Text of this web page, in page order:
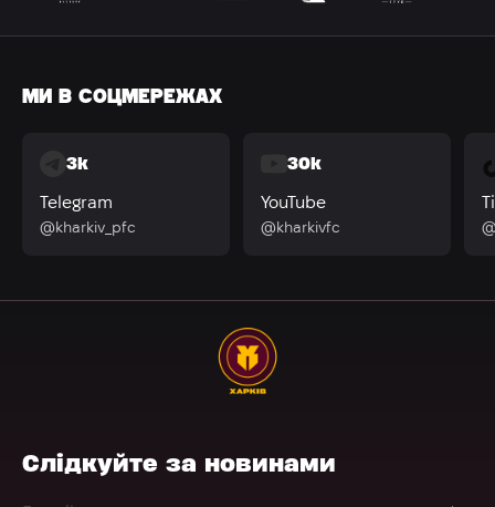
МИ В СОЦМЕРЕЖАХ
3k
Telegram
@kharkiv_pfc
30k
YouTube
@kharkivfc
Слідкуйте за новинами